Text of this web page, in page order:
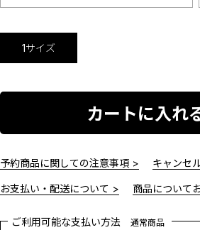
1サイズ
カートに入れ
予約商品に関しての注意事項 > キャンセ
お支払い・配送について > 商品について
ご利用可能な支払い方法 通常商品